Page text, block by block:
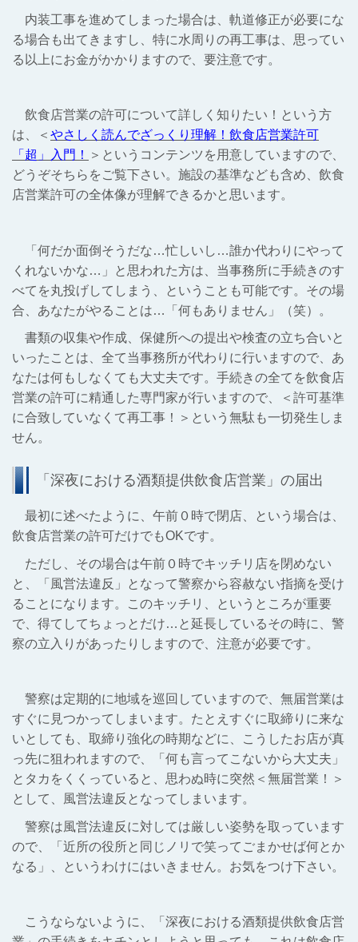
内装工事を進めてしまった場合は、軌道修正が必要にな
る場合も出てきますし、特に水周りの再工事は、思ってい
る以上にお金がかかりますので、要注意です。
飲食店営業の許可について詳しく知りたい！という方
は、＜ やさしく読んでざっくり理解！飲食店営業許可
「超」入門！
＞というコンテンツを用意していますので、
どうぞそちらをご覧下さい。施設の基準なども含め、飲食
店営業許可の全体像が理解できるかと思います。
「何だか面倒そうだな…忙しいし…誰か代わりにやって
くれないかな…」と思われた方は、当事務所に手続きのす
べてを丸投げしてしまう、ということも可能です。その場
合、あなたがやることは…「何もありません」（笑）。
書類の収集や作成、保健所への提出や検査の立ち合いと
いったことは、全て当事務所が代わりに行いますので、あ
なたは何もしなくても大丈夫です。手続きの全てを飲食店
営業の許可に精通した専門家が行いますので、＜許可基準
に合致していなくて再工事！＞という無駄も一切発生しま
せん。
「深夜における酒類提供飲食店営業」の届出
最初に述べたように、午前０時で閉店、という場合は、
飲食店営業の許可だけでもOKです。
ただし、その場合は午前０時でキッチリ店を閉めない
と、「風営法違反」となって警察から容赦ない指摘を受け
ることになります。このキッチリ、というところが重要
で、得てしてちょっとだけ…と延長しているその時に、警
察の立入りがあったりしますので、注意が必要です。
警察は定期的に地域を巡回していますので、無届営業は
すぐに見つかってしまいます。たとえすぐに取締りに来な
いとしても、取締り強化の時期などに、こうしたお店が真
っ先に狙われますので、「何も言ってこないから大丈夫」
とタカをくくっていると、思わぬ時に突然＜無届営業！＞
として、風営法違反となってしまいます。
警察は風営法違反に対しては厳しい姿勢を取っています
ので、「近所の役所と同じノリで笑ってごまかせば何とか
なる」、というわけにはいきません。お気をつけ下さい。
こうならないように、「深夜における酒類提供飲食店営